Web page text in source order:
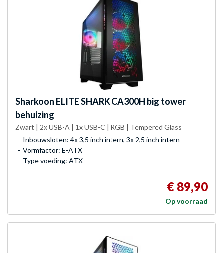
Sharkoon ELITE SHARK CA300H big tower
behuizing
Zwart | 2x USB-A | 1x USB-C | RGB | Tempered Glass
Inbouwsloten: 4x 3,5 inch intern, 3x 2,5 inch intern
Vormfactor: E-ATX
Type voeding: ATX
€ 89,90
Op voorraad